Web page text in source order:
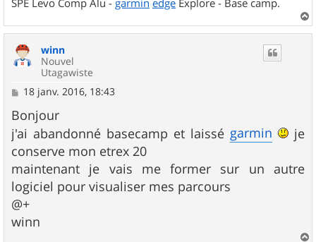
a
winn
Nouvel
Utagawiste
M
s
s
a
g
e
18 janv. 2016, 18:43
Bonjour
j'ai abandonné basecamp et laissé garmin
je
conserve mon etrex 20
maintenant je vais me former sur un autre
logiciel pour visualiser mes parcours
@+
winn